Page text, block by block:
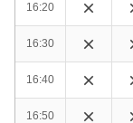
16:20
16:30
16:40
16:50